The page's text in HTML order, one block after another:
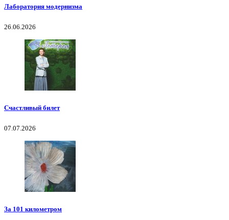
Лаборатория модернизма
26.06.2026
Счастливый билет
07.07.2026
За 101 километром